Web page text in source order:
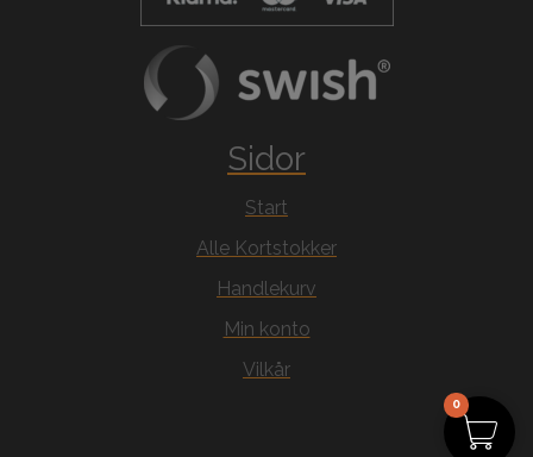
Sidor
Start
Alle Kortstokker
Handlekurv
Min konto
Vilkår
0